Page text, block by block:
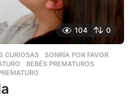
104 0
CURIOSAS ,SONRÍA POR FAVOR
,BEBÉS PREMATUROS